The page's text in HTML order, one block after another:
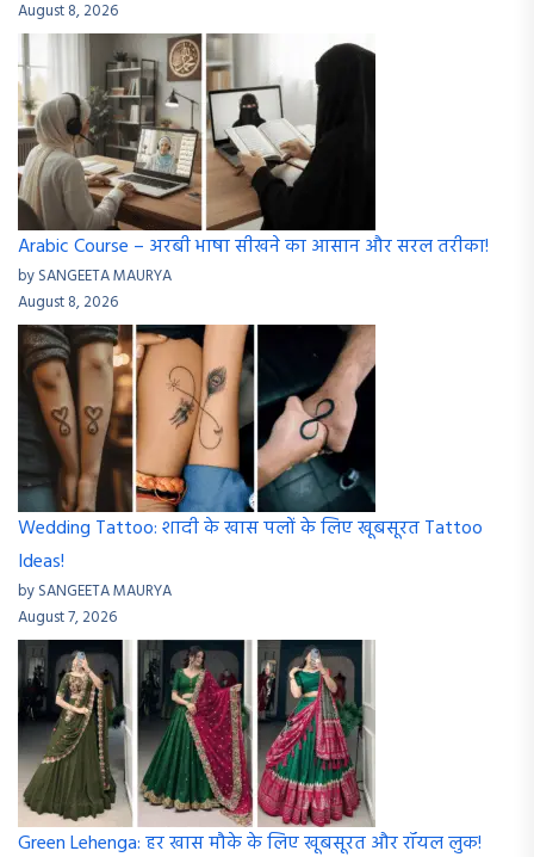
August 8, 2026
Arabic Course – अरबी भाषा सीखने का आसान और सरल तरीका!
by SANGEETA MAURYA
August 8, 2026
Wedding Tattoo: शादी के खास पलों के लिए खूबसूरत Tattoo
Ideas!
by SANGEETA MAURYA
August 7, 2026
Green Lehenga: हर खास मौके के लिए खूबसूरत और रॉयल लुक!